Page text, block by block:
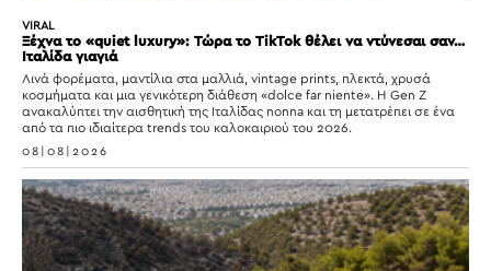
VIRAL
Ξέχνα το «quiet luxury»: Τώρα το TikTok θέλει να ντύνεσαι σαν…
Ιταλίδα γιαγιά
Λινά φορέματα, μαντίλια στα μαλλιά, vintage prints, πλεκτά, χρυσά
κοσμήματα και μια γενικότερη διάθεση «dolce far niente». Η Gen Z
ανακαλύπτει την αισθητική της Ιταλίδας nonna και τη μετατρέπει σε ένα
από τα πιο ιδιαίτερα trends του καλοκαιριού του 2026.
08|08|2026